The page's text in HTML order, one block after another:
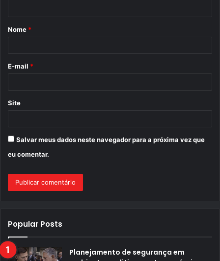
r
Nome *
E-mail *
Site
Salvar meus dados neste navegador para a próxima vez que
eu comentar.
Popular Posts
Planejamento de segurança em